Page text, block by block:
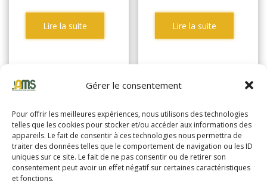
Gérer le consentement
Pour offrir les meilleures expériences, nous utilisons des technologies
telles que les cookies pour stocker et/ou accéder aux informations des
appareils. Le fait de consentir à ces technologies nous permettra de
traiter des données telles que le comportement de navigation ou les ID
uniques sur ce site. Le fait de ne pas consentir ou de retirer son
consentement peut avoir un effet négatif sur certaines caractéristiques
et fonctions.
Lire la suite Lire la suite